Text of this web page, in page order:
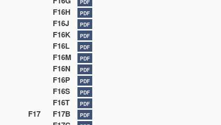
PDF
F16H PDF
F16J PDF
F16K PDF
F16L PDF
F16M PDF
F16N PDF
F16P PDF
F16S PDF
F16T PDF
F17 F17B PDF